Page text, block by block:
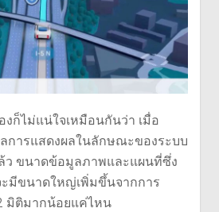
งก็ไม่แน่ใจเหมือนกันว่า เมื่อ
การแสดงผลในลักษณะของระบบ
ว ขนาดข้อมูลภาพและแผนที่ซึ่ง
ะมีขนาดใหญ่เพิ่มขึ้นจากการ
มิติมากน้อยแค่ไหน